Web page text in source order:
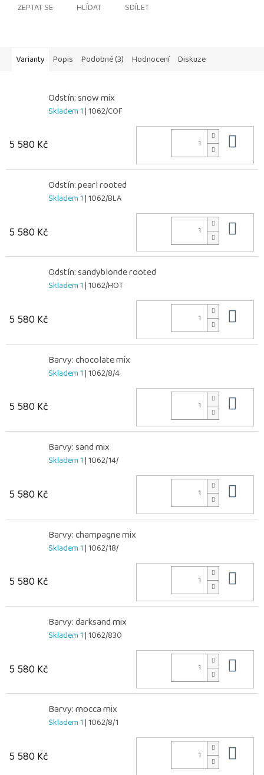
ZEPTAT SE HLÍDAT SDÍLET
Varianty Popis Podobné (3) Hodnocení Diskuze
Odstín: snow mix
Skladem 1| 1062/COF
5 580 Kč
Odstín: pearl rooted
Skladem 1| 1062/BLA
5 580 Kč
Odstín: sandyblonde rooted
Skladem 1| 1062/HOT
5 580 Kč
Barvy: chocolate mix
Skladem 1| 1062/8/4
5 580 Kč
Barvy: sand mix
Skladem 1| 1062/14/
5 580 Kč
Barvy: champagne mix
Skladem 1| 1062/18/
5 580 Kč
Barvy: darksand mix
Skladem 1| 1062/830
5 580 Kč
Barvy: mocca mix
Skladem 1| 1062/8/1
5 580 Kč